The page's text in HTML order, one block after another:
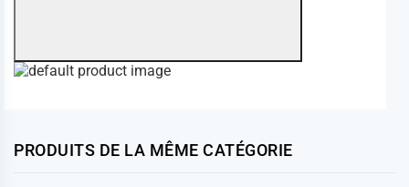
PRODUITS DE LA MÊME CATÉGORIE